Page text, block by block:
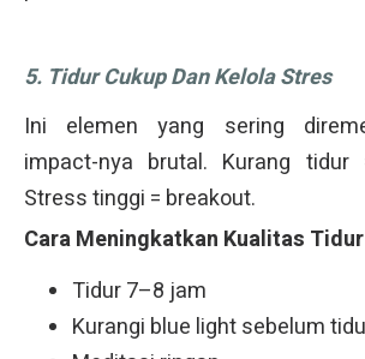
5. Tidur Cukup Dan Kelola Stres
Ini elemen yang sering
impact-nya brutal. Kurang
Stress tinggi = breakout.
Cara Meningkatkan Kualitas Tidur
Tidur 7–8 jam
Kurangi blue light sebelum